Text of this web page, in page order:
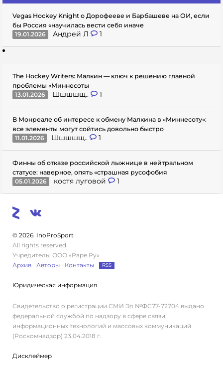
Vegas Hockey Knight о Дорофееве и Барбашеве на ОИ, если
бы Россия «научилась вести себя иначе
19.01.2026
Андрей Л 1
The Hockey Writers: Малкин — ключ к решению главной
проблемы «Миннесоты
13.01.2026
Шшшшщ.. 1
В Монреале об интересе к обмену Малкина в «Миннесоту»:
все элементы могут сойтись довольно быстро
11.01.2026
Шшшшщ.. 1
Финны об отказе российской лыжнице в нейтральном
статусе: наверное, опять «страшная русофобия
05.01.2026
костя луговой 1
© 2026. InoProSport
All rights reserved.
Учредитель: ООО «Раре.Ру»
Архив
Авторы Контакты RSS
Юридическая информация
Свидетельство о регистрации СМИ Эл №ФС77-72704 выдано
федеральной службой по надзору в сфере связи,
информационных технологий и массовых коммуникаций
(Роскомнадзор) 23.04.2018 г.
Дисклеймер